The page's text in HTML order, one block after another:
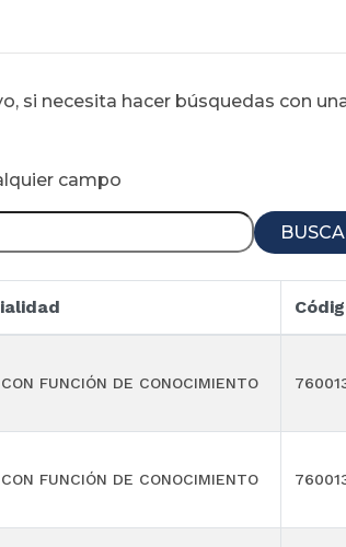
si necesita hacer búsquedas con
campo
FUNCIÓN DE CONOCIMIENTO
FUNCIÓN DE CONOCIMIENTO